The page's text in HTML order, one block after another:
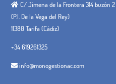
C/ Jimena de la Frontera 314 buzón 2
(P.I. De la Vega del Rey)
11380 Tarifa (Cádiz)
+34 619261325
info@monogestionac.com